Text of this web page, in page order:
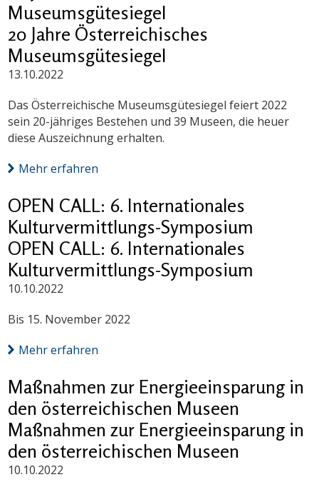
Museumsgütesiegel
20 Jahre Österreichisches
Museumsgütesiegel
13.10.2022
Das Österreichische Museumsgütesiegel feiert 2022
sein 20-jähriges Bestehen und 39 Museen, die heuer
diese Auszeichnung erhalten.
Mehr erfahren
OPEN CALL: 6. Internationales
Kulturvermittlungs-Symposium
OPEN CALL: 6. Internationales
Kulturvermittlungs-Symposium
10.10.2022
Bis 15. November 2022
Mehr erfahren
Maßnahmen zur Energieeinsparung in
den österreichischen Museen
Maßnahmen zur Energieeinsparung in
den österreichischen Museen
10.10.2022